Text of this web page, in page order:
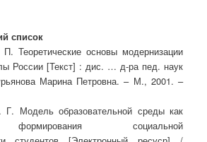
список
Теоретические основы модернизации
России [Текст] : дис. … д-ра пед. наук
Марина Петровна. – М., 2001. –
Г. Модель образовательной среды как
социальной